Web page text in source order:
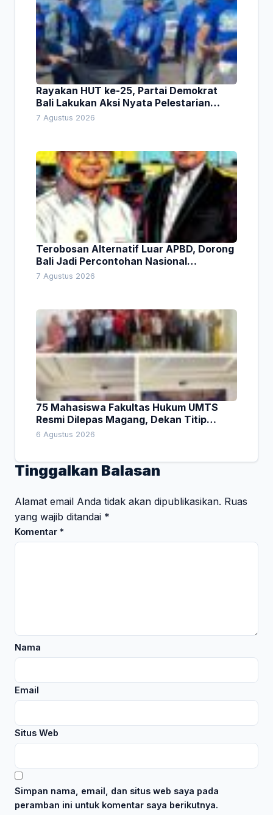
Rayakan HUT ke-25, Partai Demokrat
Bali Lakukan Aksi Nyata Pelestarian
Lingkungan
7 Agustus 2026
Terobosan Alternatif Luar APBD, Dorong
Bali Jadi Percontohan Nasional
Pembiayaan Daerah
7 Agustus 2026
75 Mahasiswa Fakultas Hukum UMTS
Resmi Dilepas Magang, Dekan Titip
Empat Pesan Penting
6 Agustus 2026
Tinggalkan Balasan
Alamat email Anda tidak akan dipublikasikan. Ruas
yang wajib ditandai *
Komentar *
Nama
Email
Situs Web
Simpan nama, email, dan situs web saya pada
peramban ini untuk komentar saya berikutnya.